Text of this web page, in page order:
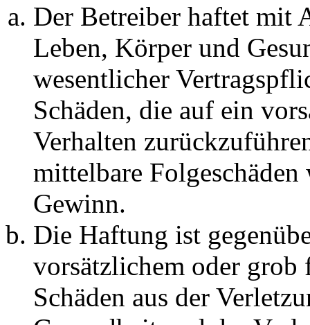
Der Betreiber haftet mit
Leben, Körper und
wesentlicher
Schäden, die auf ein
Verhalten
mittelbare Folgeschäden
Gewinn.
Die Haftung ist
vorsätzlichem oder grob
Schäden aus der